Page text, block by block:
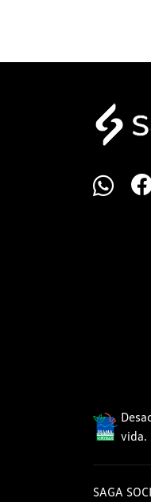
vida.
SAGA